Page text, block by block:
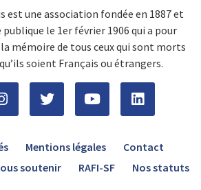
est une association fondée en 1887 et
le 1er février 1906 qui a pour
mémoire de tous ceux qui sont morts
soient Français ou étrangers.
Mentions légales
Contact
soutenir RAFI-SF Nos statuts